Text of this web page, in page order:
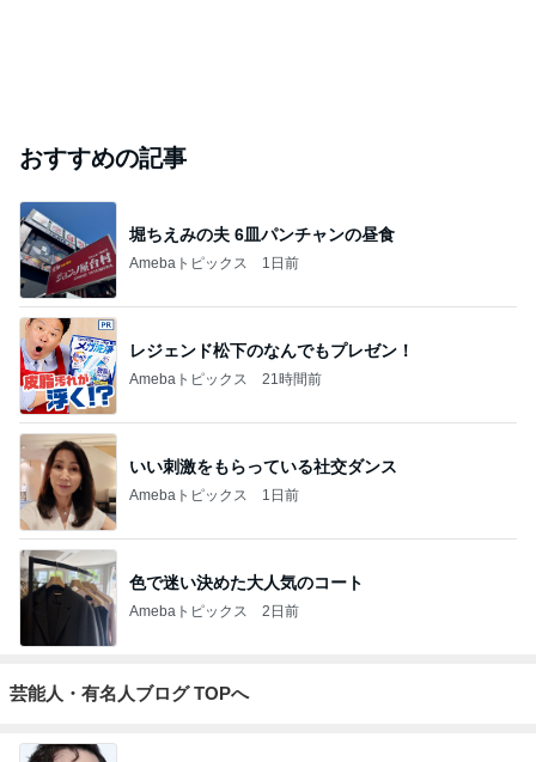
おすすめの記事
堀ちえみの夫 6皿パンチャンの昼食
Amebaトピックス 1日前
レジェンド松下のなんでもプレゼン！
Amebaトピックス 21時間前
いい刺激をもらっている社交ダンス
Amebaトピックス 1日前
色で迷い決めた大人気のコート
Amebaトピックス 2日前
芸能人・有名人ブログ TOPへ